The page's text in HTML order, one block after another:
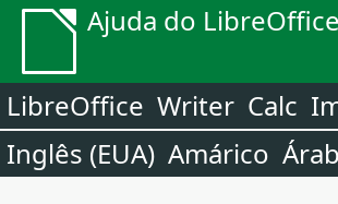
Ajuda do
LibreOffice Writer Calc
Inglês (EUA) Amárico